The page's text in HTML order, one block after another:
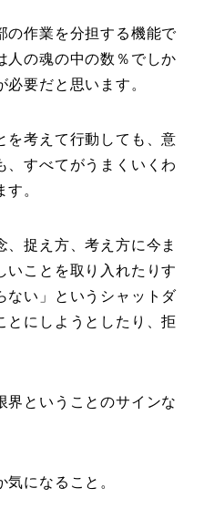
の作業を分担する機能で
人の魂の中の数％でしか
要だと思います。
を考えて行動しても、意
、すべてがうまくいくわ
。
、捉え方、考え方に今ま
いことを取り入れたりす
ない」というシャットダ
とにしようとしたり、拒
界ということのサインな
になること。